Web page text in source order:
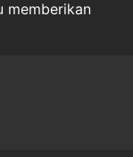
memberikan